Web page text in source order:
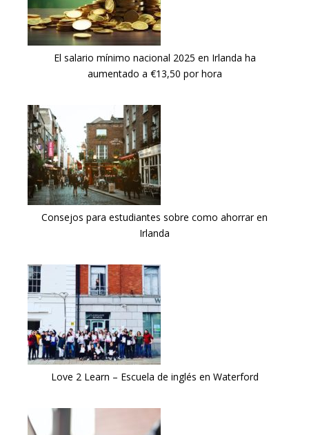
El salario mínimo nacional 2025 en Irlanda ha
aumentado a €13,50 por hora
Consejos para estudiantes sobre como ahorrar en
Irlanda
Love 2 Learn – Escuela de inglés en Waterford